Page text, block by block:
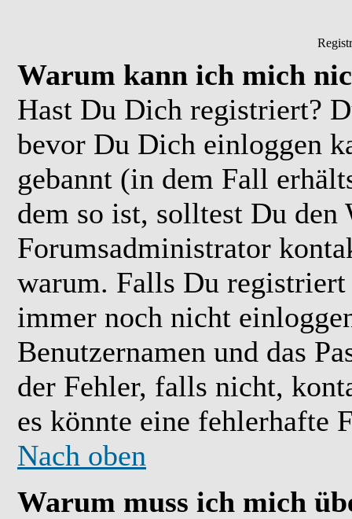
Warum kann ich mich
Hast Du Dich registriert?
bevor Du Dich einloggen
gebannt (in dem Fall
dem so ist, solltest Du den
Forumsadministrator
warum. Falls Du
immer noch nicht
Benutzernamen und das
der Fehler, falls nicht,
es könnte eine fehlerhafte
Nach oben
Warum muss ich mich